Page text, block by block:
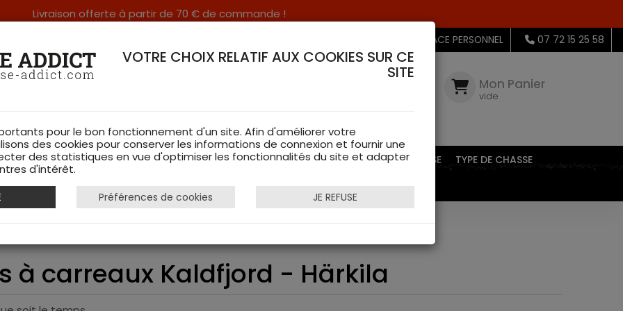
Livraison offerte à partir de 70 € de commande !
DANS LES VOSGES & SUR INTERNET MON ESPACE PERSONNEL 07 72 15 25 58
Mon Panier
vide
DE CHASSE RAYON FEMME CHAUSSURES ACCESSOIRES EQUIPEMENTS DE CHASSE
TYPE DE CHASSE
en Velours à carreaux Kaldfjord - Härkila
à carreaux Kaldfjord - Härkila
VOTRE CHOIX RELATIF AUX COOKIES SUR CE
SITE
pour le bon fonctionnement d'un site. Afin d'améliorer votre
des cookies pour conserver les informations de connexion et fournir une
des statistiques en vue d'optimiser les fonctionnalités du site et adapter
d'intérêt.
Préférences de cookies JE REFUSE